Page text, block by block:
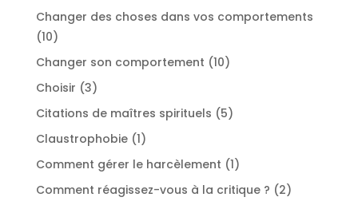
produits
Changer des choses dans vos comportements
1010
Changer son comportement 1010
Choisir 33
produits
Citations de maîtres spirituels 55
Claustrophobie 11
produit
Comment gérer le harcèlement 11
produit
Comment réagissez-vous à la critique ? 22